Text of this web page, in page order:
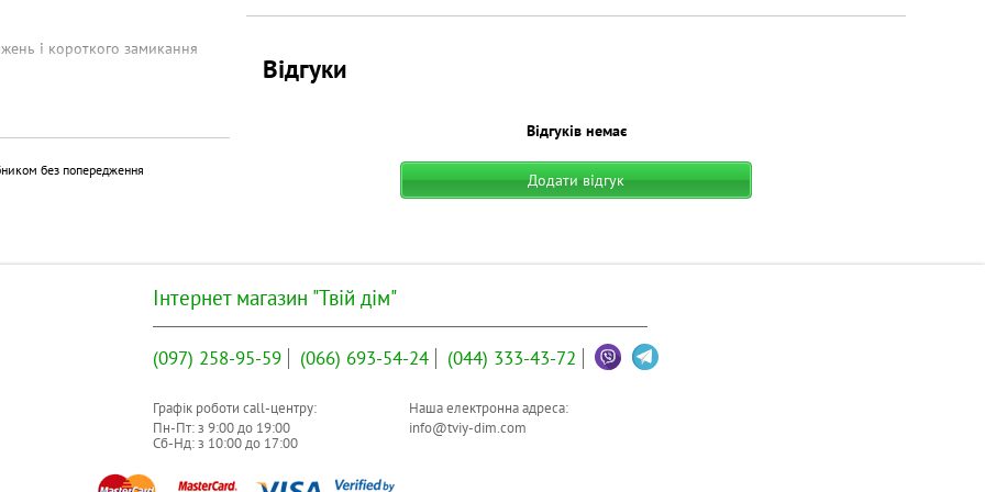
і короткого замикання
із заземленням (Тип F)
без попередження
Відгуки
Відгуків немає
Додати відгук
Інтернет магазин "Твій дім"
(097) 258-95-59 (066) 693-54-24 (044) 333-43-72
Графік роботи call-центру:
Пн-Пт: з 9:00до 19:00
Сб-Нд: з 10:00до 17:00
Наша електронна адреса:
info@tviy-dim.com